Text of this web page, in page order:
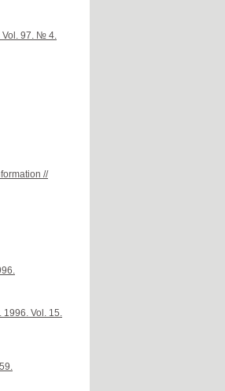
Vol. 97. № 4.
//
1996. Vol. 15.